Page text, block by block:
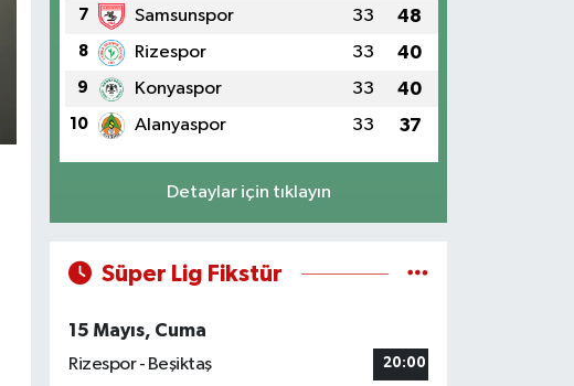
7 Samsunspor 33 48
8 Rizespor 33 40
9 Konyaspor 33 40
10 Alanyaspor 33 37
Detaylar için tıklayın
Süper Lig Fikstür
15 Mayıs, Cuma
Rizespor - Beşiktaş
20:00